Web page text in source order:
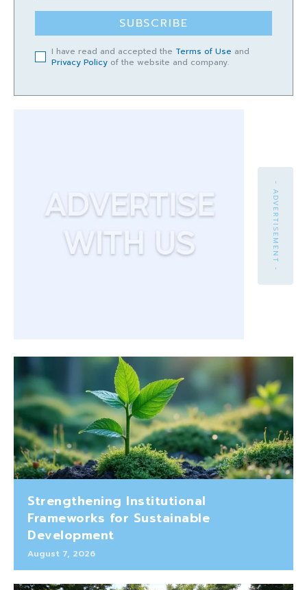
SUBSCRIBE
I have read and accepted the Terms of Use and
Privacy Policy of the website and company.
- ADVERTISEMENT -
Strengthening Institutional
Frameworks for Sustainable
Development
August 7, 2026